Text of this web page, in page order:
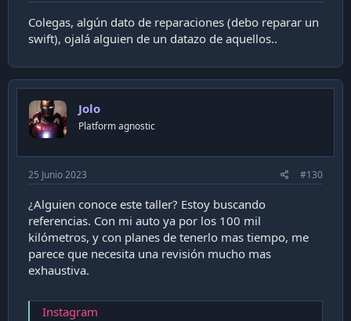
Colegas, algún dato de reparaciones (debo reparar un
swift), ojalá alguien de un datazo de aquellos..
Jolo
Platform agnostic
25 Junio 2023 #130
¿Alguien conoce este taller? Estoy buscando
referencias. Con mi auto ya por los 100 mil
kilómetros, y con planes de tenerlo mas tiempo, me
parece que necesita una revisión mucho mas
exhaustiva.
Instagram